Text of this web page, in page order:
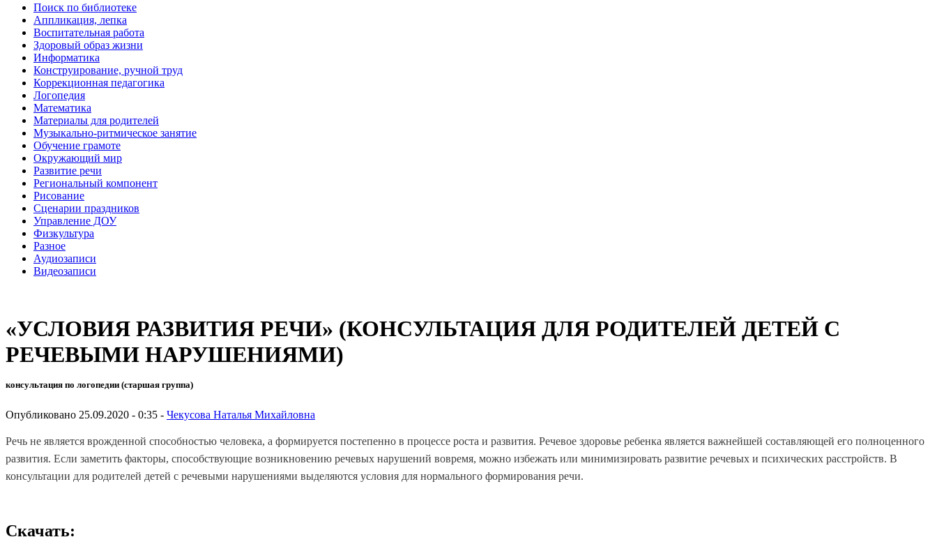
Поиск по библиотеке
Аппликация, лепка
Воспитательная работа
Здоровый образ жизни
Информатика
Конструирование, ручной труд
Коррекционная педагогика
Логопедия
Математика
Материалы для родителей
Музыкально-ритмическое занятие
Обучение грамоте
Окружающий мир
Развитие речи
Региональный компонент
Рисование
Сценарии праздников
Управление ДОУ
Физкультура
Разное
Аудиозаписи
Видеозаписи
«УСЛОВИЯ РАЗВИТИЯ РЕЧИ» (КОНСУЛЬТАЦИЯ ДЛЯ РОДИТЕЛЕЙ ДЕТЕЙ С
РЕЧЕВЫМИ НАРУШЕНИЯМИ)
консультация по логопедии (старшая группа)
Опубликовано 25.09.2020 - 0:35 - Чекусова Наталья Михайловна
Речь не является врожденной способностью человека, а формируется постепенно в процессе роста и развития. Речевое здоровье ребенка является важнейшей составляющей его полноценного
развития. Если заметить факторы, способствующие возникновению речевых нарушений вовремя, можно избежать или минимизировать развитие речевых и психических расстройств. В
консультации для родителей детей с речевыми нарушениями выделяются условия для нормального формирования речи.
Скачать: